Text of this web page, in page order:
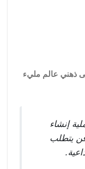
ذهني عالم مليء
إنشاء
يتطلب